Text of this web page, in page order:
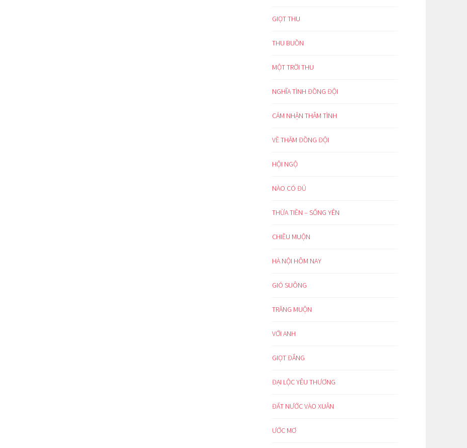
GIỌT THU
THU BUỒN
MỘT TRỜI THU
NGHĨA TÌNH ĐỒNG ĐỘI
CẢM NHẬN THÂM TÌNH
VỀ THĂM ĐỒNG ĐỘI
HỘI NGỘ
NÀO CÓ ĐỦ
THỪA TIỀN – SỐNG YÊN
CHIỀU MUỘN
HÀ NỘI HÔM NAY
GIÓ SUÔNG
TRĂNG MUỘN
VỚI ANH
GIỌT ĐẮNG
ĐẠI LỘC YÊU THƯƠNG
ĐẤT NƯỚC VÀO XUÂN
ƯỚC MƠ